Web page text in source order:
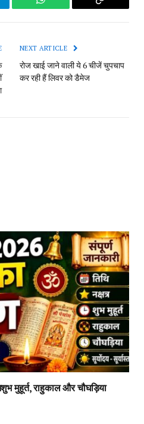
WhatsApp
Copy
NEXT ARTICLE
रोज खाई जाने वाली ये 6 चीजें चुपचाप
कर रही हैं लिवर को डैमेज
मुहूर्त, राहुकाल और चौघड़िया